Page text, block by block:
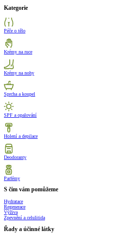
Kategorie
Péče o tělo
Krémy na ruce
Krémy na nohy
Sprcha a koupel
SPF a opalování
Holení a depilace
Deodoranty
Parfémy
S čím vám pomůžeme
Hydratace
Regenerace
Výživa
Zpevnění a celulitida
Řady a účinné látky